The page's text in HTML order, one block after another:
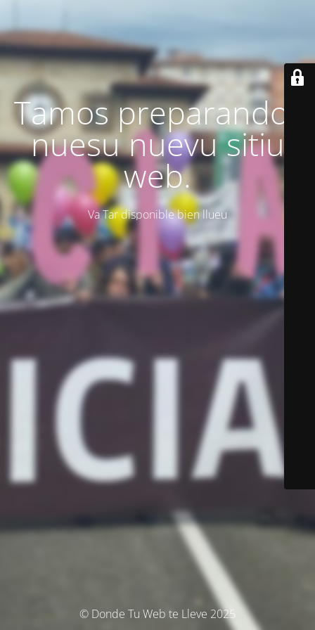
Tamos preparando'l
nuesu nuevu sitiu
web.
Va Tar disponible bien llueu
© Donde Tu Web te Lleve 2025